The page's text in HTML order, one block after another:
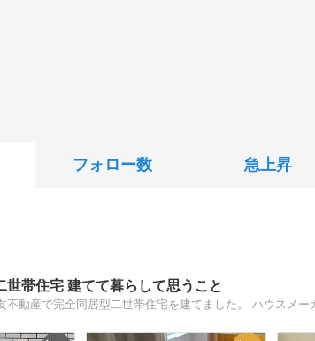
フォロー数 急上昇
世帯住宅 建てて暮らして思うこと